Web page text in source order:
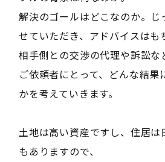
解決のゴールはどこなのか。じ
せていただき、アドバイスはも
相手側との交渉の代理や訴訟な
ご依頼者にとって、どんな結果
かを考えていきます。
土地は高い資産ですし、住居は
もありますので、